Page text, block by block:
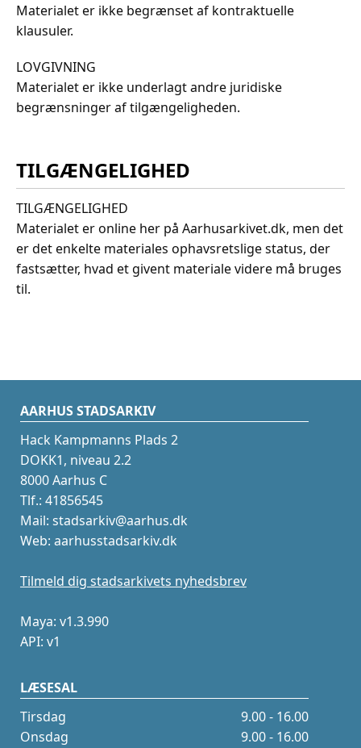
Materialet er ikke begrænset af kontraktuelle
klausuler.
LOVGIVNING
Materialet er ikke underlagt andre juridiske
begrænsninger af tilgængeligheden.
TILGÆNGELIGHED
TILGÆNGELIGHED
Materialet er online her på Aarhusarkivet.dk, men det
er det enkelte materiales ophavsretslige status, der
fastsætter, hvad et givent materiale videre må bruges
til.
AARHUS STADSARKIV
Hack Kampmanns Plads 2
DOKK1, niveau 2.2
8000 Aarhus C
Tlf.: 41856545
Mail: stadsarkiv@aarhus.dk
Web: aarhusstadsarkiv.dk
Tilmeld dig stadsarkivets nyhedsbrev
Maya: v1.3.990
API: v1
LÆSESAL
Tirsdag
9.00 - 16.00
Onsdag
9.00 - 16.00